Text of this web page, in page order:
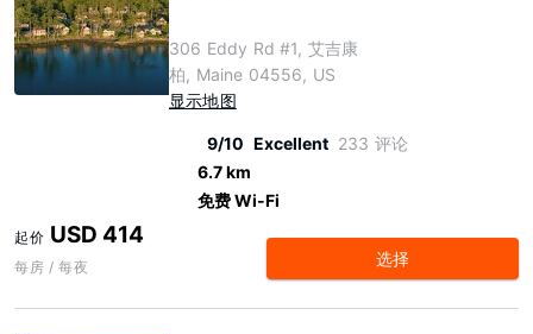
306 Eddy Rd #1, 艾吉康
柏, Maine 04556, US
显示地图
9/10 Excellent 233 评论
6.7 km
免费 Wi-Fi
起价 USD 414
每房 / 每夜 选择